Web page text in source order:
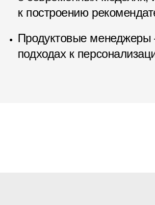
к построению
Продуктовые
подходах к